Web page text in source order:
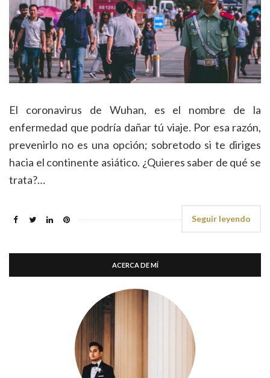
El coronavirus de Wuhan, es el nombre de la
enfermedad que podría dañar tú viaje. Por esa razón,
prevenirlo no es una opción; sobretodo si te diriges
hacia el continente asiático. ¿Quieres saber de qué se
trata?…
Seguir leyendo
ACERCA DE MÍ